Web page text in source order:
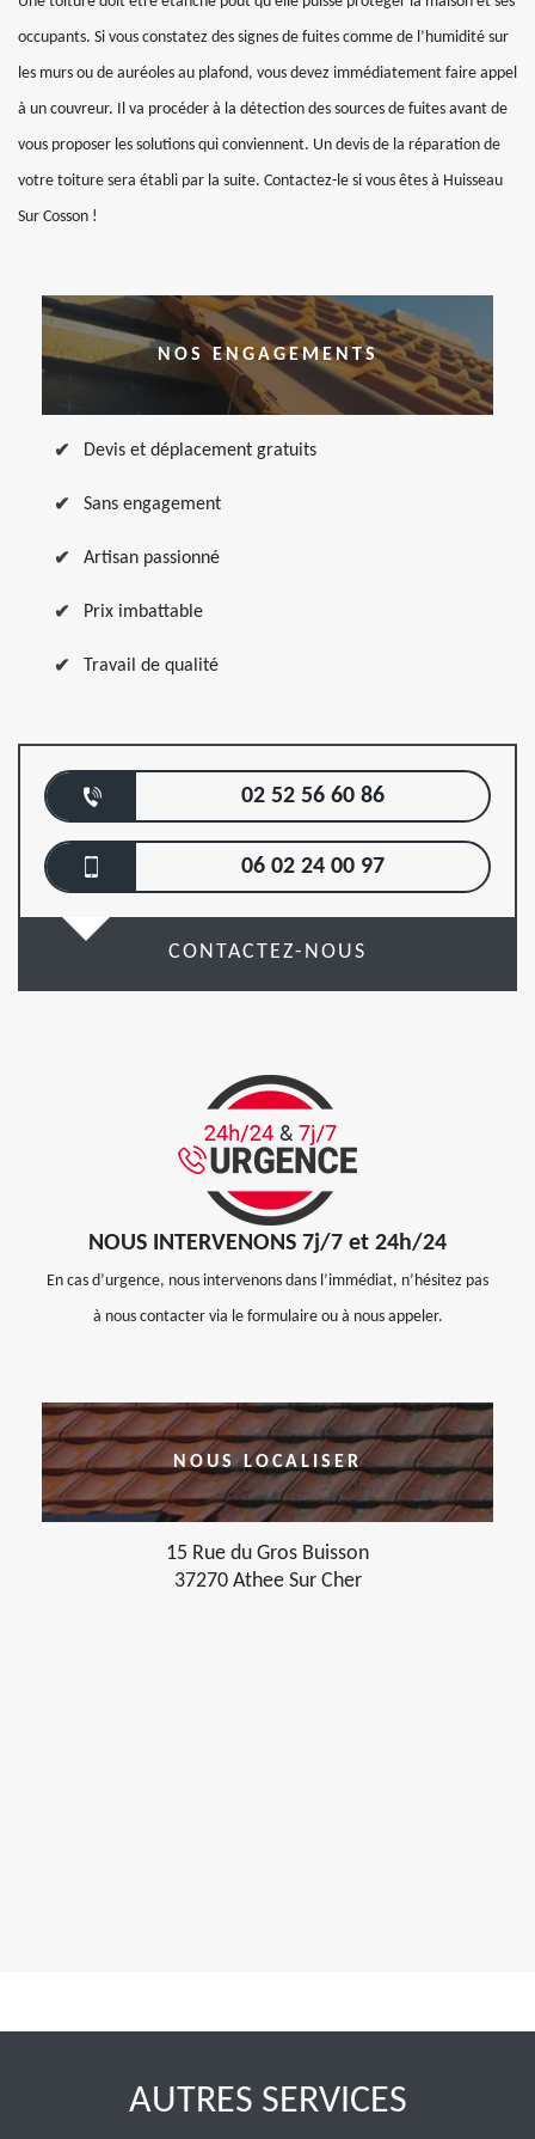
occupants. Si vous constatez des signes de fuites comme de l’humidité sur
les murs ou de auréoles au plafond, vous devez immédiatement faire appel
à un couvreur. Il va procéder à la détection des sources de fuites avant de
vous proposer les solutions qui conviennent. Un devis de la réparation de
votre toiture sera établi par la suite. Contactez-le si vous êtes à Huisseau
Sur Cosson !
NOS ENGAGEMENTS
Devis et déplacement gratuits
Sans engagement
Artisan passionné
Prix imbattable
Travail de qualité
02 52 56 60 86
06 02 24 00 97
CONTACTEZ-NOUS
NOUS INTERVENONS 7j/7 et 24h/24
En cas d’urgence, nous intervenons dans l’immédiat, n’hésitez pas
à nous contacter via le formulaire ou à nous appeler.
NOUS LOCALISER
15 Rue du Gros Buisson
37270 Athee Sur Cher
AUTRES SERVICES